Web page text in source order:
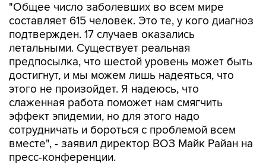
"Общее число заболевших во всем мире
составляет 615 человек. Это те, у кого диагноз
подтвержден. 17 случаев оказались
летальными. Существует реальная
предпосылка, что шестой уровень может быть
достигнут, и мы можем лишь надеяться, что
этого не произойдет. Я надеюсь, что
слаженная работа поможет нам смягчить
эффект эпидемии, но для этого надо
сотрудничать и бороться с проблемой всем
вместе", - заявил директор ВОЗ Майк Райан на
пресс-конференции.